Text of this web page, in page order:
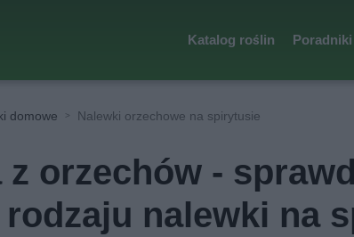
Katalog roślin Poradniki
domowe Nalewki orzechowe na spirytusie
z orzechów -
nalewki na